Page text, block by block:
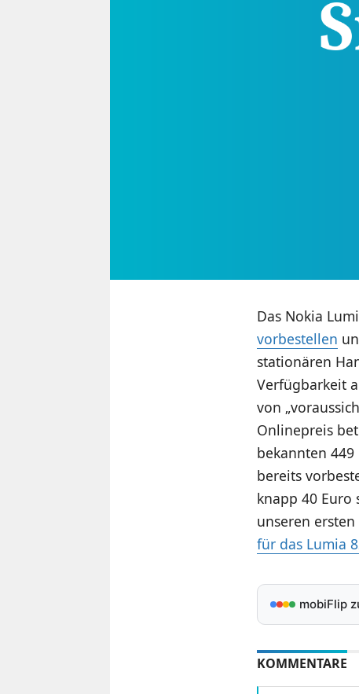
Das Nokia
vorbestellen
stationären
Verfügbarkeit
von
Onlinepreis
bekannten
bereits
knapp 40
unseren
für das Lumia
mobiFlip
KOMMENTARE